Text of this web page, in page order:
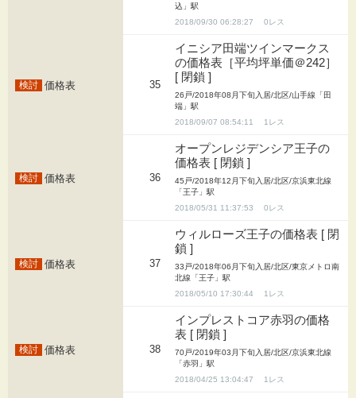
込」駅
2018/09/30 06:28:27
0
価格表 35
イニシア田端ツインマークス
の価格表［平均坪単価＠242］
[ 閉鎖 ]
26戸/2018年08月下旬入居/北区/山手線「田
端」駅
2018/09/07 08:54:11
1
価格表 36
オープンレジデンシア王子の
価格表 [ 閉鎖 ]
45戸/2018年12月下旬入居/北区/京浜東北線
「王子」駅
2018/05/31 11:37:53
0
価格表 37
ウィルローズ王子の価格表 [ 閉
鎖 ]
33戸/2018年06月下旬入居/北区/東京メトロ南
北線「王子」駅
2018/05/10 17:30:44
1
価格表 38
インプレストコア赤羽の価格
表 [ 閉鎖 ]
70戸/2019年03月下旬入居/北区/京浜東北線
「赤羽」駅
2018/04/25 13:04:47
1